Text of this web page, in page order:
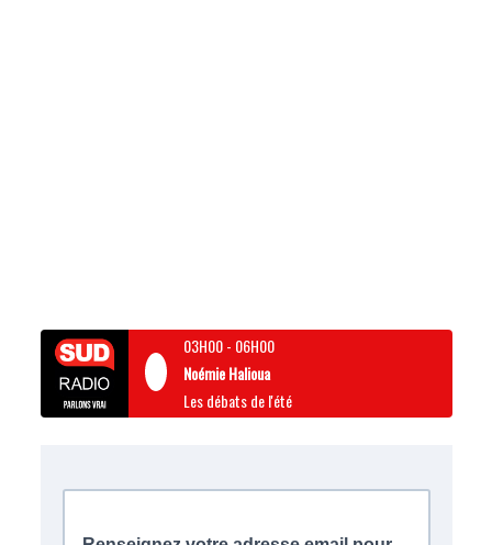
03H00- 06H00
Noémie Halioua
Les débats de l'été